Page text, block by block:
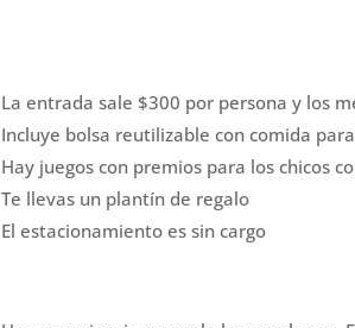
La entrada sale $300 por persona y los
Incluye bolsa reutilizable con comida
Hay juegos con premios para los chicos
Te llevas un plantín de regalo
El estacionamiento es sin cargo